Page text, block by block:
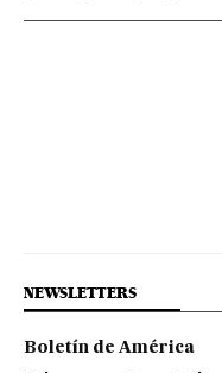
NEWSLETTERS
Boletín de América